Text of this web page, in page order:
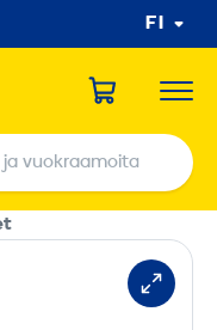
FI
vuokraamoita
vuokraamoita